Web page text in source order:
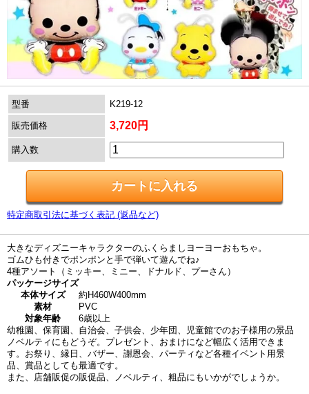
型番 K219-12
販売価格 3,720円
購入数
特定商取引法に基づく表記 (返品など)
大きなディズニーキャラクターのふくらましヨーヨーおもちゃ。
ゴムひも付きでポンポンと手で弾いて遊んでね♪
4種アソート（ミッキー、ミニー、ドナルド、プーさん）
パッケージサイズ
本体サイズ
約H460W400mm
素材
PVC
対象年齢
6歳以上
幼稚園、保育園、自治会、子供会、少年団、児童館でのお子様用の景品
ノベルティにもどうぞ。プレゼント、おまけになど幅広く活用できま
す。お祭り、縁日、バザー、謝恩会、パーティなど各種イベント用景
品、賞品としても最適です。
また、店舗販促の販促品、ノベルティ、粗品にもいかがでしょうか。